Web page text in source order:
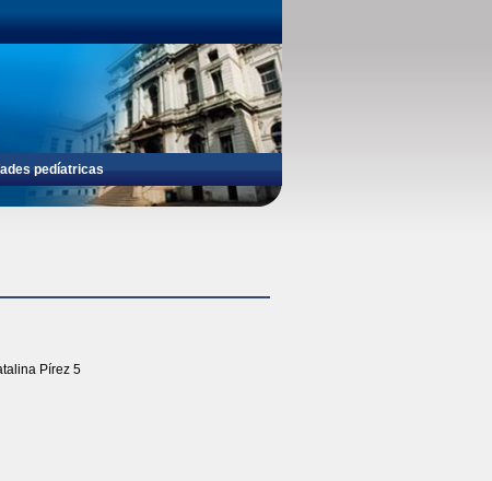
pedíatricas
Pírez 5